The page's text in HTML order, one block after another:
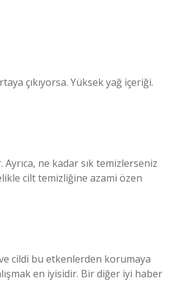
çıkıyorsa. Yüksek yağ içeriği.
ne kadar sık ​​temizlerseniz
cilt temizliğine azami özen
cildi bu etkenlerden korumaya
en iyisidir. Bir diğer iyi haber